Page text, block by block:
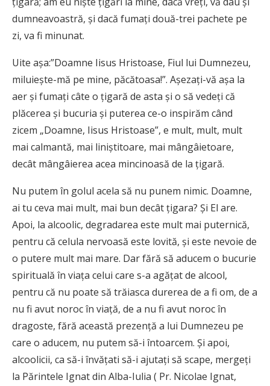
dumneavoastră, şi dacă fumaţi două-trei pachete pe
zi, va fi minunat.
Uite aşa:”Doamne Iisus Hristoase, Fiul lui Dumnezeu,
miluieşte-mă pe mine, păcătoasa!”. Aşezaţi-vă aşa la
aer şi fumaţi câte o ţigară de asta şi o să vedeţi că
plăcerea şi bucuria şi puterea ce-o inspirăm când
zicem „Doamne, Iisus Hristoase”, e mult, mult, mult
mai calmantă, mai liniştitoare, mai mângâietoare,
decât mângâierea acea mincinoasă de la ţigară.
Nu putem în golul acela să nu punem nimic. Doamne,
ai tu ceva mai mult, mai bun decât ţigara? Şi El are.
Apoi, la alcoolic, degradarea este mult mai puternică,
pentru că celula nervoasă este lovită, şi este nevoie de
o putere mult mai mare. Dar fără să aducem o bucurie
spirituală în viaţa celui care s-a agăţat de alcool,
pentru că nu poate să trăiasca durerea de a fi om, de a
nu fi avut noroc în viaţă, de a nu fi avut noroc în
dragoste, fără această prezenţă a lui Dumnezeu pe
care o aducem, nu putem să-i întoarcem. Şi apoi,
alcoolicii, ca să-i învăţati să-i ajutaţi să scape, mergeţi
la Părintele Ignat din Alba-Iulia ( Pr. Nicolae Ignat,